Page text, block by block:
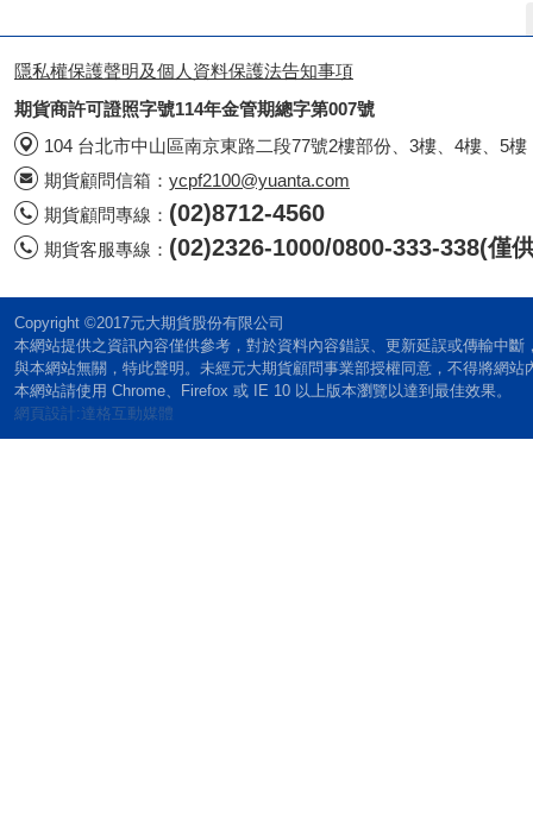
隱私權保護聲明及個人資料保護法告知事項
期貨商許可證照字號114年金管期總字第007號
104 台北市中山區南京東路二段77號2樓部份、3樓、4樓、5樓
期貨顧問信箱： ycpf2100@yuanta.com
期貨顧問專線： (02)8712-4560
期貨客服專線： (02)2326-1000/0800-333-338(僅
Copyright ©2017元大期貨股份有限公司
本網站提供之資訊內容僅供參考，對於資料內容錯誤、更新延誤或傳輸中
與本網站無關，特此聲明。未經元大期貨顧問事業部授權同意，不得將網站
本網站請使用 Chrome、Firefox 或 IE 10 以上版本瀏覽以達到最佳效果。
網頁設計:達格互動媒體